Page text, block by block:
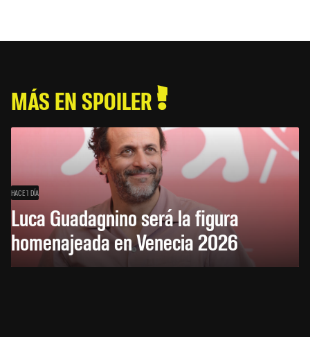
MÁS EN SPOILER
HACE 1 DÍA
Luca Guadagnino será la figura
homenajeada en Venecia 2026